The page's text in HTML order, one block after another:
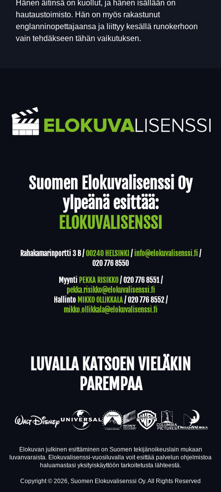
Hänen äitinsä on kuollut, ja hänen isällään on
hautaustoimisto. Hän on myös rakastunut
englanninopettajaansa ja liittyy kesällä runokerhoon
vain tehdäkseen tähän vaikutuksen.
Suomen Elokuvalisenssi Oy
ylpeänä esittää:
ELOKUVALISENSSI
Rahakamarinportti 3 B /00240 HELSINKI / info@elokuvalisenssi.fi/
020 776 8550
Myynti PEKKA RISIKKO/020 776 8551/
pekka.risikko@elokuvalisenssi.fi
Hallinto MIKKO OLLIKKALA/020 776 8552/
mikko.ollikkala@elokuvalisenssi.fi
LUVALLA KATSOEN VIELÄKIN
PAREMPAA
Elokuvan julkinen esittäminen on Suomen tekijänoikeuslain mukaan
luvanvaraista. Elokuvalisenssi-vuosiluvalla voit esittää palvelun ohjelmistoa
haluamastasi yksityiskäyttöön tarkoitetusta lähteestä.
Copyright © 2026, Suomen Elokuvalisenssi Oy. All Rights Reserved